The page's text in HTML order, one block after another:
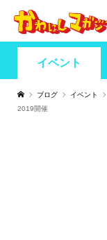
イベント
ブログ イベント
2019開催